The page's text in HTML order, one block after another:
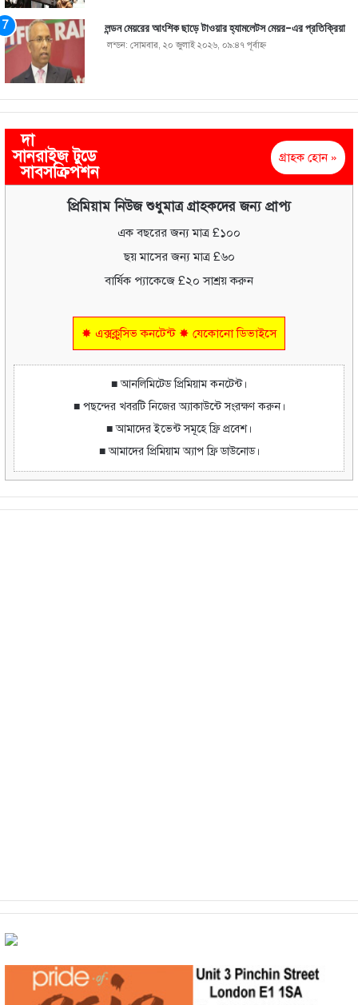
লন্ডন মেয়রের আংশিক ছাড়ে টাওয়ার হ্যামলেটস মেয়র-এর প্রতিক্রিয়া
লন্ডন: সোমবার, ২০ জুলাই ২০২৬, ০৯:৪৭ পূর্বাহ্ণ
দা
সানরাইজ টুডে
সাবসক্রিপশন
গ্রাহক হোন »
প্রিমিয়াম নিউজ শুধুমাত্র গ্রাহকদের জন্য প্রাপ্য
এক বছরের জন্য মাত্র £১০০
ছয় মাসের জন্য মাত্র £৬০
বার্ষিক প্যাকেজে £২০ সাশ্রয় করুন
✸ এক্সক্লুসিভ কনটেন্ট ✸ যেকোনো ডিভাইসে
■ আনলিমিটেড প্রিমিয়াম কনটেন্ট।
■ পছন্দের খবরটি নিজের অ্যাকাউন্টে সংরক্ষণ করুন।
■ আমাদের ইভেন্ট সমূহে ফ্রি প্রবেশ।
■ আমাদের প্রিমিয়াম অ্যাপ ফ্রি ডাউনোড।